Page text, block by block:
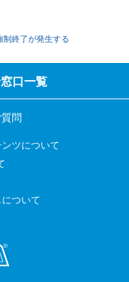
制終了が発生する
口一覧
問
ツについて
ついて